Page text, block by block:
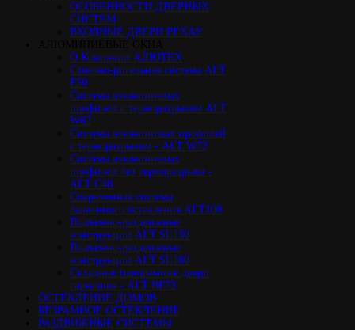
ОСОБЕННОСТИ ДВЕРНЫХ
СИСТЕМ
ВХОДНЫЕ ДВЕРИ РЕХАУ
О Компании АЛЮТЕХ
Стоечно-ригельная система ALT
F50
Cистема алюминиевых
профилей с терморазрывом ALT
W62
Система алюминивых профилей
с терморазрывом - ALT W72
Cистема алюминиевых
профилей без терморазрыва -
ALT C48
Cовременная система
балконного остекления ALT100
Подъемно-раздвижные
конструкции ALT SL130
Подъемно-раздвижные
конструкции ALT SL160
Cкладные панорамные двери
гармошка - ALT BF73
ОСТЕКЛЕНИЕ ДОМОВ
БЕЗРАМНОЕ ОСТЕКЛЕНИЕ
РАЗДВИЖНЫЕ СИСТЕМЫ